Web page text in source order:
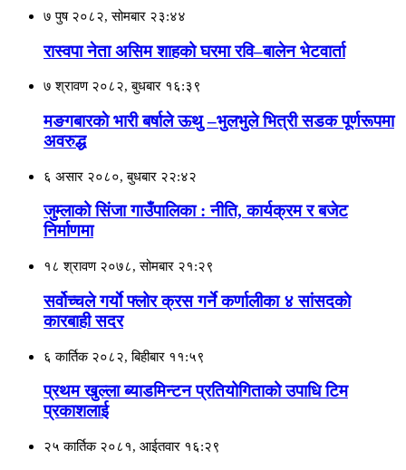
७ पुष २०८२, सोमबार २३:४४
रास्वपा नेता असिम शाहको घरमा रवि–बालेन भेटवार्ता
७ श्रावण २०८२, बुधबार १६:३९
मङगबारकाे भारी बर्षाले ऊथु –भुलभुले भित्री सडक पूर्णरूपमा
अवरुद्ध
६ असार २०८०, बुधबार २२:४२
जुम्लाको सिंजा गाउँपालिका : नीति, कार्यक्रम र बजेट
निर्माणमा
१८ श्रावण २०७८, सोमबार २१:२९
सर्वोच्चले गर्याे फ्लोर क्रस गर्ने कर्णालीका ४ सांसदकाे
कारबाही सदर
६ कार्तिक २०८२, बिहीबार ११:५९
प्रथम खुल्ला ब्याडमिन्टन प्रतियोगिताको उपाधि टिम
प्रकाशलाई
२५ कार्तिक २०८१, आईतवार १६:२९